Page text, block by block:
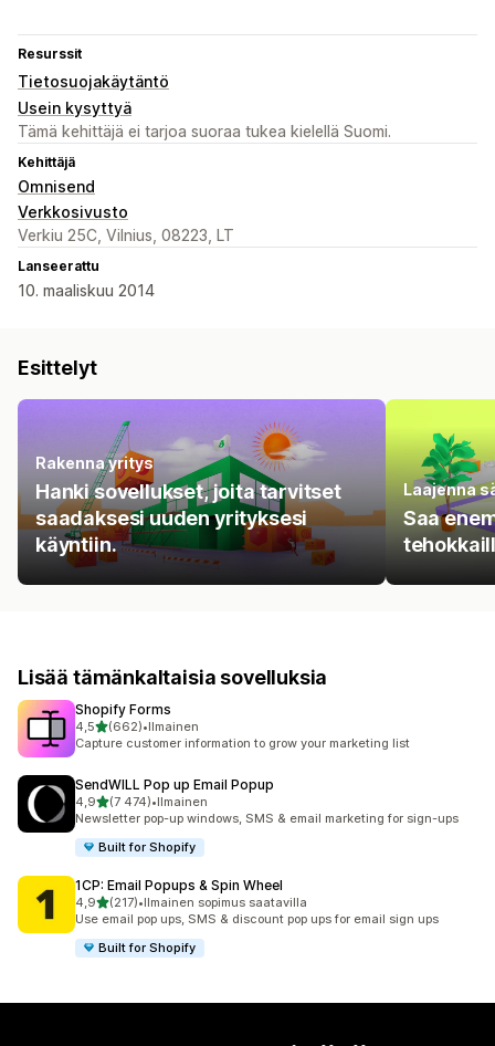
Resurssit
Tietosuojakäytäntö
Usein kysyttyä
Tämä kehittäjä ei tarjoa suoraa tukea kielellä Suomi.
Kehittäjä
Omnisend
Verkkosivusto
Verkiu 25C, Vilnius, 08223, LT
Lanseerattu
10. maaliskuu 2014
Esittelyt
Rakenna yritys
Hanki sovellukset, joita tarvitset
saadaksesi uuden yrityksesi
käyntiin.
Laajenna
Saa
Lisää tämänkaltaisia sovelluksia
Shopify Forms
4,5/ 5 tähteä
(662)
662 arvostelua yhteensä
•Ilmainen
Capture customer information to grow your marketing list
SendWILL Pop up Email Popup
4,9/ 5 tähteä
(7 474)
7474 arvostelua yhteensä
•Ilmainen
Newsletter pop-up windows, SMS & email marketing for sign-ups
Built for Shopify
1CP: Email Popups & Spin Wheel
4,9/ 5 tähteä
(217)
217 arvostelua yhteensä
•Ilmainen sopimus saatavilla
Use email pop ups, SMS & discount pop ups for email sign ups
Built for Shopify